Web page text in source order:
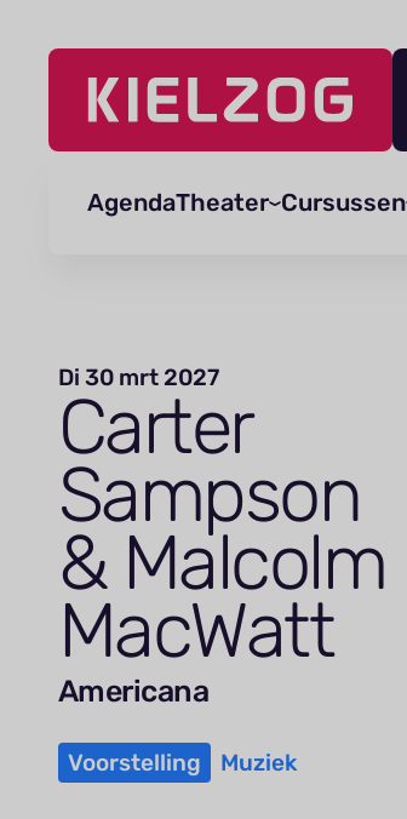
Navigatie
AgendaTheater Cursussen
Di 30 mrt 2027
Carter
Sampson
&Malcolm
MacWatt
Americana
Voorstelling Muziek